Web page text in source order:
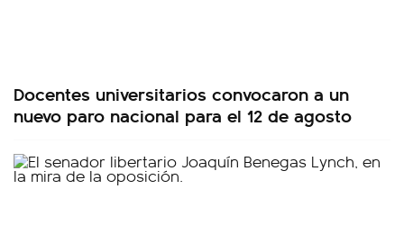
Docentes universitarios convocaron a un
nuevo paro nacional para el 12 de agosto